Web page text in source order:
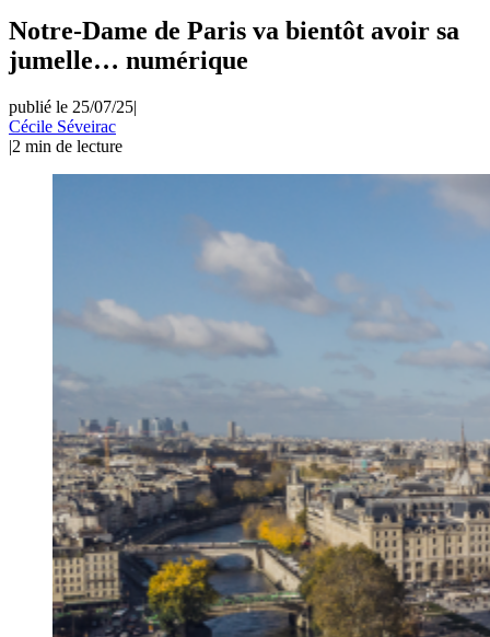
Notre-Dame de Paris va bientôt avoir sa
jumelle… numérique
publié le 25/07/25|
Cécile Séveirac
|2 min de lecture